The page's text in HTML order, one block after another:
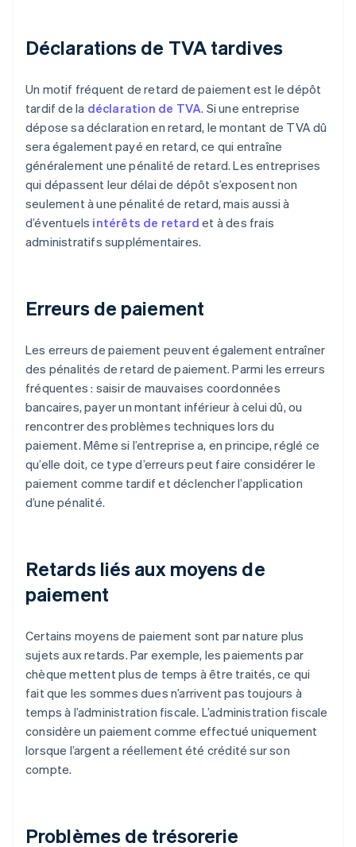
Déclarations de TVA tardives
Un motif fréquent de retard de paiement est le dépôt
tardif de la déclaration de TVA. Si une entreprise
dépose sa déclaration en retard, le montant de TVA dû
sera également payé en retard, ce qui entraîne
généralement une pénalité de retard. Les entreprises
qui dépassent leur délai de dépôt s’exposent non
seulement à une pénalité de retard, mais aussi à
d’éventuels intérêts de retard et à des frais
administratifs supplémentaires.
Erreurs de paiement
Les erreurs de paiement peuvent également entraîner
des pénalités de retard de paiement. Parmi les erreurs
fréquentes : saisir de mauvaises coordonnées
bancaires, payer un montant inférieur à celui dû, ou
rencontrer des problèmes techniques lors du
paiement. Même si l’entreprise a, en principe, réglé ce
qu’elle doit, ce type d’erreurs peut faire considérer le
paiement comme tardif et déclencher l’application
d’une pénalité.
Retards liés aux moyens de
paiement
Certains moyens de paiement sont par nature plus
sujets aux retards. Par exemple, les paiements par
chèque mettent plus de temps à être traités, ce qui
fait que les sommes dues n’arrivent pas toujours à
temps à l’administration fiscale. L’administration fiscale
considère un paiement comme effectué uniquement
lorsque l’argent a réellement été crédité sur son
compte.
Problèmes de trésorerie